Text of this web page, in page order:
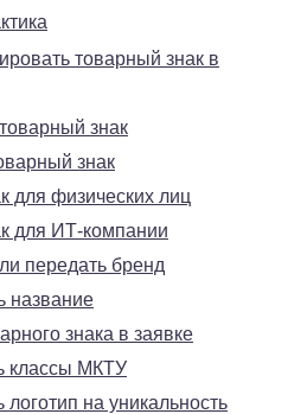
товарный знак в
знак
знак
для физических лиц
для ИТ-компании
передать бренд
название
знака в заявке
классы МКТУ
логотип на уникальность